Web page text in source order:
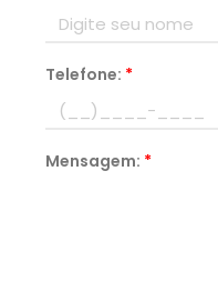
Telefone: *
Mensagem: *